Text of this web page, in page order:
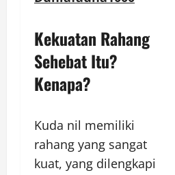
Kekuatan Rahang
Sehebat Itu?
Kenapa?
Kuda nil memiliki
rahang yang sangat
kuat, yang dilengkapi